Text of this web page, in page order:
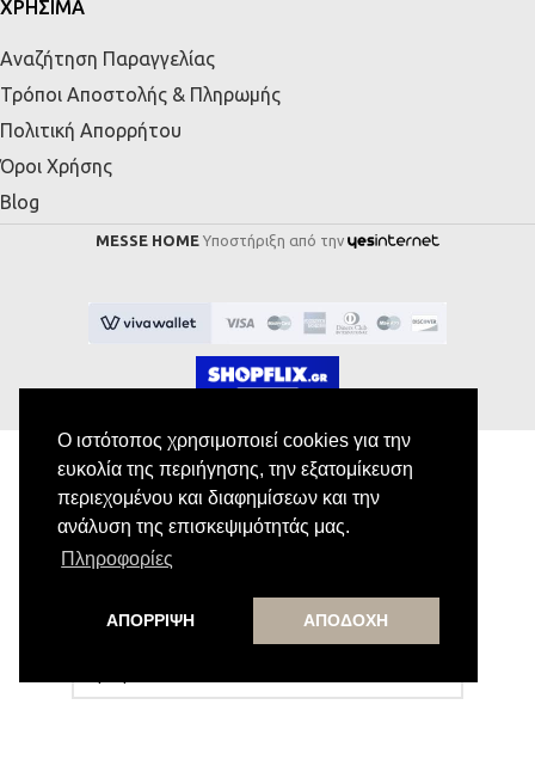
Ο ιστότοπος χρησιμοποιεί cookies για την
ευκολία της περιήγησης, την εξατομίκευση
περιεχομένου και διαφημίσεων και την
ανάλυση της επισκεψιμότητάς μας.
Πληροφορίες
ΑΠΟΡΡΙΨΗ ΑΠΟΔΟΧΗ
ΧΡΗΣΙΜΑ
Αναζήτηση Παραγγελίας
Τρόποι Αποστολής & Πληρωμής
Πολιτική Απορρήτου
Όροι Χρήσης
Blog
MESSE HOME Υποστήριξη από την
Εγγραφή στο Newsletter
λαμβάνεις αποκλειστικές προσφορές.